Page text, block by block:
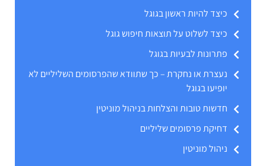
כיצד להיות ראשון בגוגל
כיצד לשלוט על תוצאות חיפוש גוגל
פתרונות לבעיות בגוגל
נעצרת או נחקרת – כך שתוודא שהפרסומים השליליים לא
יופיעו בגוגל
חדשות טובות והצלחות בניהול מוניטין
דחיקת פרסומים שליליים
ניהול מוניטין